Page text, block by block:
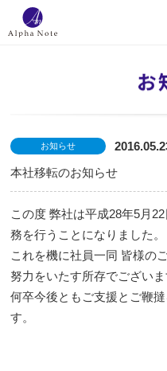
お知らせ
本社移転のお知らせ
この度 弊社は平成28年5月
務を行うことになりました。
これを機に社員一同 皆様の
努力をいたす所存でございま
何卒今後ともご支援とご鞭
す。